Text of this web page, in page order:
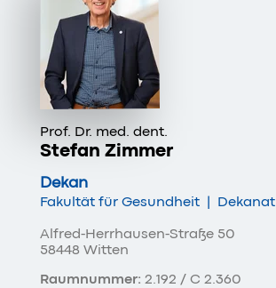
Prof. Dr. med. dent.
Stefan Zimmer
Dekan
Fakultät für Gesundheit | Dekanat
Alfred-Herrhausen-Straße 50
58448 Witten
Raumnummer: 2.192 / C 2.360